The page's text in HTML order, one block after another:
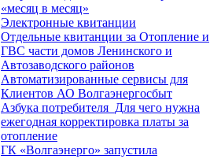
«месяц в месяц»
Электронные квитанции
Отдельные квитанции за Отопление и
ГВС части домов Ленинского и
Автозаводского районов
Автоматизированные сервисы для
Клиентов АО Волгаэнергосбыт
Азбука потребителя_Для чего нужна
ежегодная корректировка платы за
отопление
ГК «Волгаэнерго» запустила